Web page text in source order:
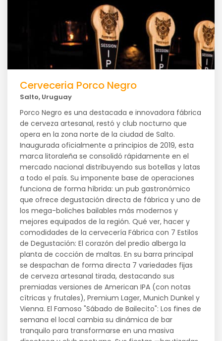
Cerveceria Porco Negro
Salto, Uruguay
Porco Negro es una destacada e innovadora fábrica
de cerveza artesanal, restó y club nocturno que
opera en la zona norte de la ciudad de Salto.
Inaugurada oficialmente a principios de 2019, esta
marca litoraleña se consolidó rápidamente en el
mercado nacional distribuyendo sus botellas y latas
a todo el país. Su imponente base de operaciones
funciona de forma híbrida: un pub gastronómico
que ofrece degustación directa de fábrica y uno de
los mega-boliches bailables más modernos y
mejores equipados de la región. Qué ver, hacer y
comodidades de la cervecería Fábrica con 7 Estilos
de Degustación: El corazón del predio alberga la
planta de cocción de maltas. En su barra principal
se despachan de forma directa 7 variedades fijas
de cerveza artesanal tirada, destacando sus
premiadas versiones de American IPA (con notas
cítricas y frutales), Premium Lager, Munich Dunkel y
Vienna. El Famoso "Sábado de Bailecito": Los fines de
semana el local cambia su dinámica de bar
tranquilo para transformarse en una masiva